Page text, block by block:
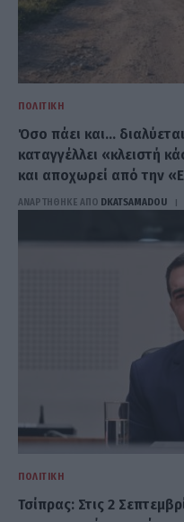
ΠΟΛΙΤΙΚΉ
Όσο πάει και…
καταγγέλλει «κλειστή
και αποχωρεί από την
ΑΝΑΡΤΗΘΗΚΕ ΑΠΟ DKATSAMADOU
ΠΟΛΙΤΙΚΉ
Τσίπρας: Στις 2